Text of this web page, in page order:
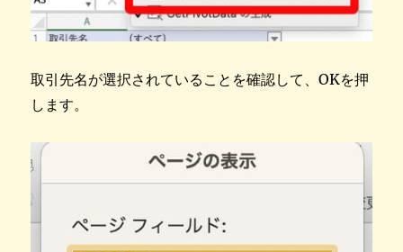
取引先名が選択されていることを確認して、OKを押
します。